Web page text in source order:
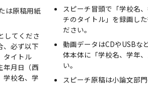
は原稿用紙
してくださ
、必ず以下
タイトル
年月日（西
学校名、学
スピーチ冒頭で「学校名
チのタイトル」を録画し
ださい。
動画データはCDやUSBな
体本体に「学校名、学年
い。
スピーチ原稿は小論文部